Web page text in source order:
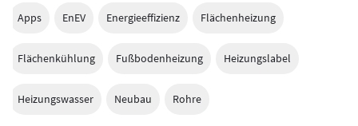
Apps EnEV Energieeffizienz Flächenheizung
Flächenkühlung Fußbodenheizung Heizungslabel
Heizungswasser Neubau Rohre